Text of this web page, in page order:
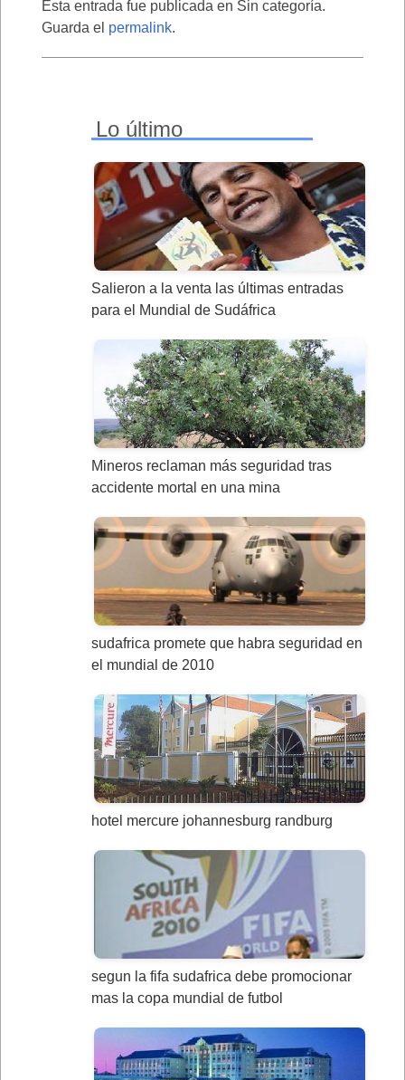
Esta entrada fue publicada en Sin categoría.
Guarda el permalink.
Lo último
Salieron a la venta las últimas entradas
para el Mundial de Sudáfrica
Mineros reclaman más seguridad tras
accidente mortal en una mina
sudafrica promete que habra seguridad en
el mundial de 2010
hotel mercure johannesburg randburg
segun la fifa sudafrica debe promocionar
mas la copa mundial de futbol